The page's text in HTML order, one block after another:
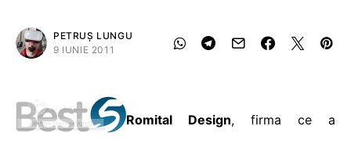
PETRUȘ LUNGU
9 IUNIE 2011
Romital Design, firma ce a